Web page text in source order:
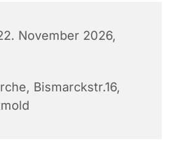
November 2026,
Bismarckstr.16,